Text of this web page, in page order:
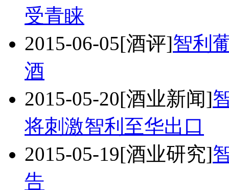
受青睐
2015-06-05[酒评]智利
酒
2015-05-20[酒业新闻]
将刺激智利至华出口
2015-05-19[酒业研究]
告